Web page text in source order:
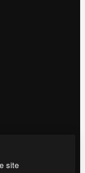
site